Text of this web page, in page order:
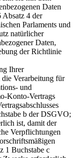
Daten
4 der
Parlaments und
natürlicher
Daten,
der Richtlinie
Ihrer
die Verarbeitung für
und
Konto-Vertrags
b der DSGVO;
ist, damit der
Verpflichtungen
1 Buchstabe c